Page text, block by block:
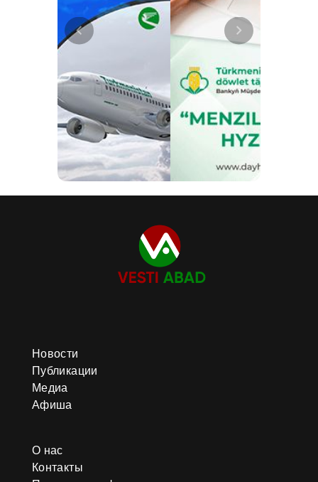
Новости
Публикации
Медиа
Афиша
О нас
Контакты